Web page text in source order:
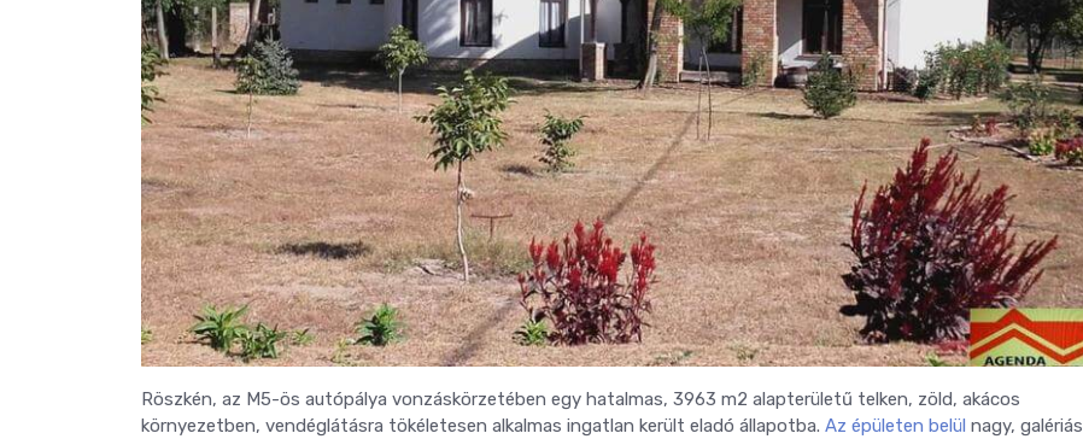
Röszkén, az M5-ös autópálya vonzáskörzetében egy hatalmas, 3963 m2 alapterületű telken, zöld, akácos
környezetben, vendéglátásra tökéletesen alkalmas ingatlan került eladó állapotba. Az épületen belül nagy, galériás